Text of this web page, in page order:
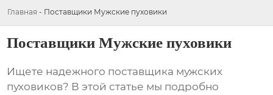
Главная - Поставщики Мужские пуховики
Поставщики Мужские пуховики
Ищете надежного поставщика мужских
пуховиков? В этой статье мы подробно